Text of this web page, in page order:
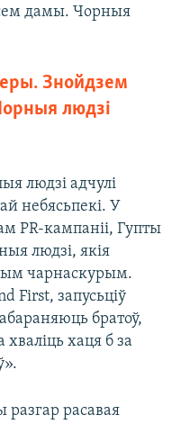
дамы. Чорныя
Знойдзем
людзі
людзі адчулі
небясьпекі. У
PR-кампаніі, Гупты
людзі, якія
чарнаскурым.
First, запусьціў
братоў,
хаця б за
расавая